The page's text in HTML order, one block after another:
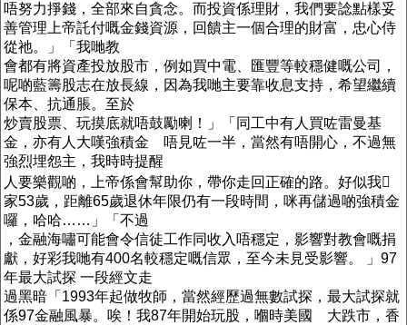
唔努力掙錢，全部來自貪念。而投資係理財，我們要諗點樣妥
善管理上帝託付嘅金錢資源，回饋主一個合理的財富，忠心侍
從祂。」「我哋教
會都有將資產投放股市，例如買中電、匯豐等較穩健嘅公司，
呢啲藍籌股志在放長線，因為我哋主要靠收息支持，希望繼續
保本、抗通脹。至於
炒賣股票、玩摸底就唔鼓勵喇！」「同工中有人買咗雷曼基
金，亦有人大嘆強積金 唔見咗一半，當然有唔開心，不過無
強烈埋怨主，我時時提醒
人要樂觀啲，上帝係會幫助你，帶你走回正確的路。好似我
家53歲，距離65歲退休年限仍有一段時間，咪再儲過啲強積金
囉，哈哈……」「不過
，金融海嘯可能會令信徒工作同收入唔穩定，影響對教會嘅捐
獻，好彩我哋有400名較穩定嘅信眾，至今未見受影響。 」97
年最大試探 一段經文走
過黑暗「1993年起做牧師，當然經歷過無數試探，最大試探就
係97金融風暴。唉！我87年開始玩股，嗰時美國 大跌市，香